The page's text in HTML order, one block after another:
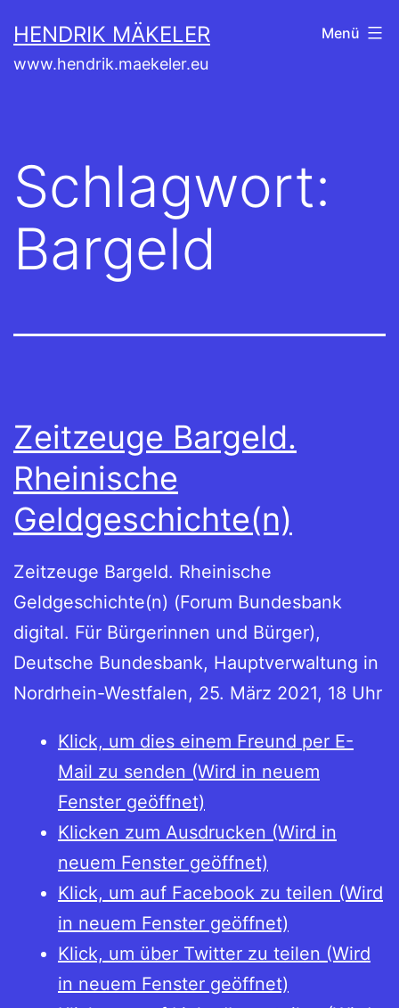
Inhalt
springen
HENDRIK MÄKELER
www.hendrik.maekeler.eu
Menü
Schlagwort:
Bargeld
Zeitzeuge Bargeld.
Rheinische
Geldgeschichte(n)
Zeitzeuge Bargeld. Rheinische
Geldgeschichte(n) (Forum Bundesbank
digital. Für Bürgerinnen und Bürger),
Deutsche Bundesbank, Hauptverwaltung in
Nordrhein-Westfalen, 25. März 2021, 18 Uhr
Klick, um dies einem Freund per E-
Mail zu senden (Wird in neuem
Fenster geöffnet)
Klicken zum Ausdrucken (Wird in
neuem Fenster geöffnet)
Klick, um auf Facebook zu teilen (Wird
in neuem Fenster geöffnet)
Klick, um über Twitter zu teilen (Wird
in neuem Fenster geöffnet)